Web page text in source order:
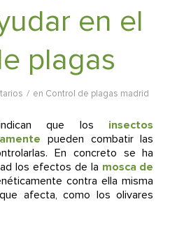
en el
plagas
/ en Control de plagas madrid
que los insectos
pueden combatir las
En concreto se ha
los efectos de la mosca de
contra ella misma
afecta, como los olivares